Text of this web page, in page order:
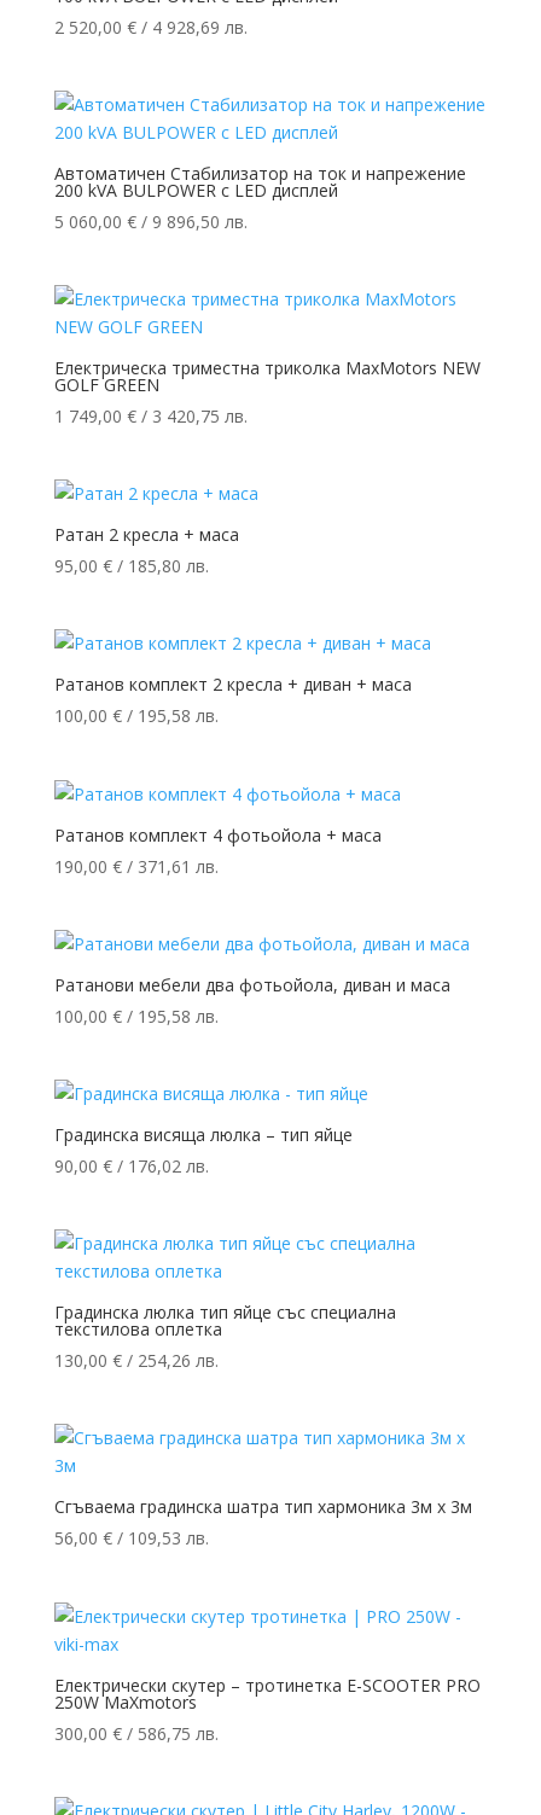
2 520,00 €/ 4 928,69 лв.
Автоматичен Стабилизатор на ток и напрежение
200 kVA BULPOWER с LED дисплей
5 060,00 €/ 9 896,50 лв.
Електрическа триместна триколка MaxMotors NEW
GOLF GREEN
1 749,00 €/ 3 420,75 лв.
Ратан 2 кресла + маса
95,00 €/ 185,80 лв.
Ратанов комплект 2 кресла + диван + маса
100,00 €/ 195,58 лв.
Ратанов комплект 4 фотьойола + маса
190,00 €/ 371,61 лв.
Ратанови мебели два фотьойола, диван и маса
100,00 €/ 195,58 лв.
Градинска висяща люлка – тип яйце
90,00 €/ 176,02 лв.
Градинска люлка тип яйце със специална
текстилова оплетка
130,00 €/ 254,26 лв.
Сгъваема градинска шатра тип хармоника 3м х 3м
56,00 €/ 109,53 лв.
Електрически скутер – тротинетка E-SCOOTER PRO
250W MaXmotors
300,00 €/ 586,75 лв.